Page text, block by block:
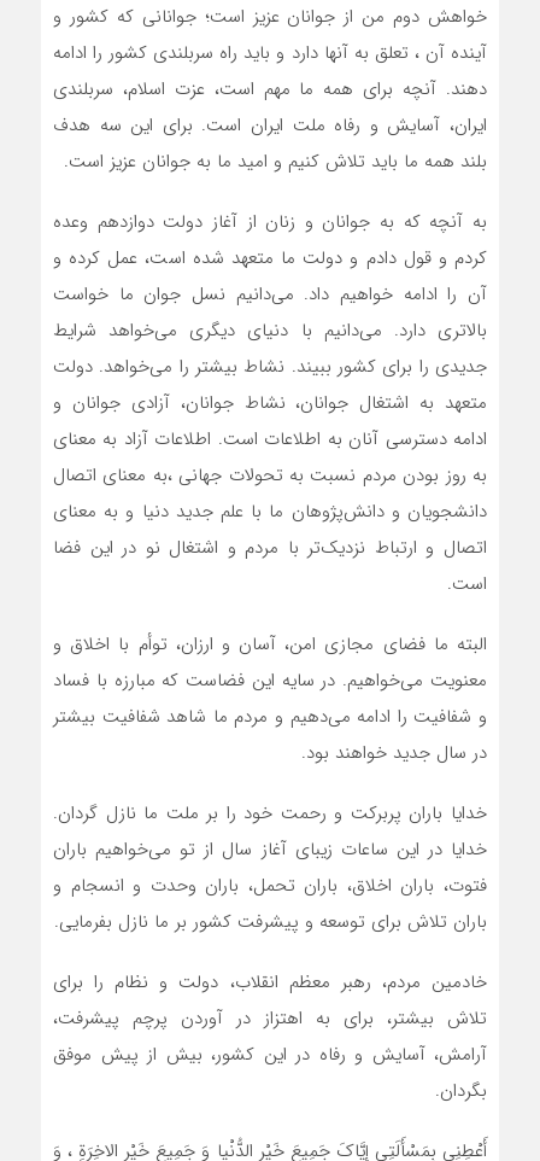
خواهش دوم من از جوانان عزیز است؛ جوانانی که کشور و
آینده آن ، تعلق به آنها دارد و باید راه سربلندی کشور را ادامه
دهند. آنچه برای همه ما مهم است، عزت اسلام، سربلندی
ایران، آسایش و رفاه ملت ایران است. برای این سه هدف
بلند همه ما باید تلاش کنیم و امید ما به جوانان عزیز است.
به آنچه که به جوانان و زنان از آغاز دولت دوازدهم وعده
کردم و قول دادم و دولت ما متعهد شده است، عمل کرده و
آن را ادامه خواهیم داد. می‌دانیم نسل جوان ما خواست
بالاتری دارد. می‌دانیم با دنیای دیگری می‌خواهد شرایط
جدیدی را برای کشور ببیند. نشاط بیشتر را می‌خواهد. دولت
متعهد به اشتغال جوانان، نشاط جوانان، آزادی جوانان و
ادامه دسترسی آنان به اطلاعات است. اطلاعات آزاد به معنای
به روز بودن مردم نسبت به تحولات جهانی ،به معنای اتصال
دانشجویان و دانش‌پژوهان ما با علم جدید دنیا و به معنای
اتصال و ارتباط نزدیک‌تر با مردم و اشتغال نو در این فضا
است.
البته ما فضای مجازی امن، آسان و ارزان، توأم با اخلاق و
معنویت می‌خواهیم. در سایه این فضاست که مبارزه با فساد
و شفافیت را ادامه می‌دهیم و مردم ما شاهد شفافیت بیشتر
در سال جدید خواهند بود.
خدایا باران پربرکت و رحمت خود را بر ملت ما نازل گردان.
خدایا در این ساعات زیبای آغاز سال از تو می‌خواهیم باران
فتوت، باران اخلاق، باران تحمل، باران وحدت و انسجام و
باران تلاش برای توسعه و پیشرفت کشور بر ما نازل بفرمایی.
خادمین مردم، رهبر معظم انقلاب، دولت و نظام را برای
تلاش بیشتر، برای به اهتزاز در آوردن پرچم پیشرفت،
آرامش، آسایش و رفاه در این کشور، بیش از پیش موفق
بگردان.
أَعْطِنِی بِمَسْأَلَتِی إِیَّاکَ جَمِیعَ خَیْرِ الدُّنْیا وَ جَمِیعَ خَیْرِ الاخِرَةِ ، وَ